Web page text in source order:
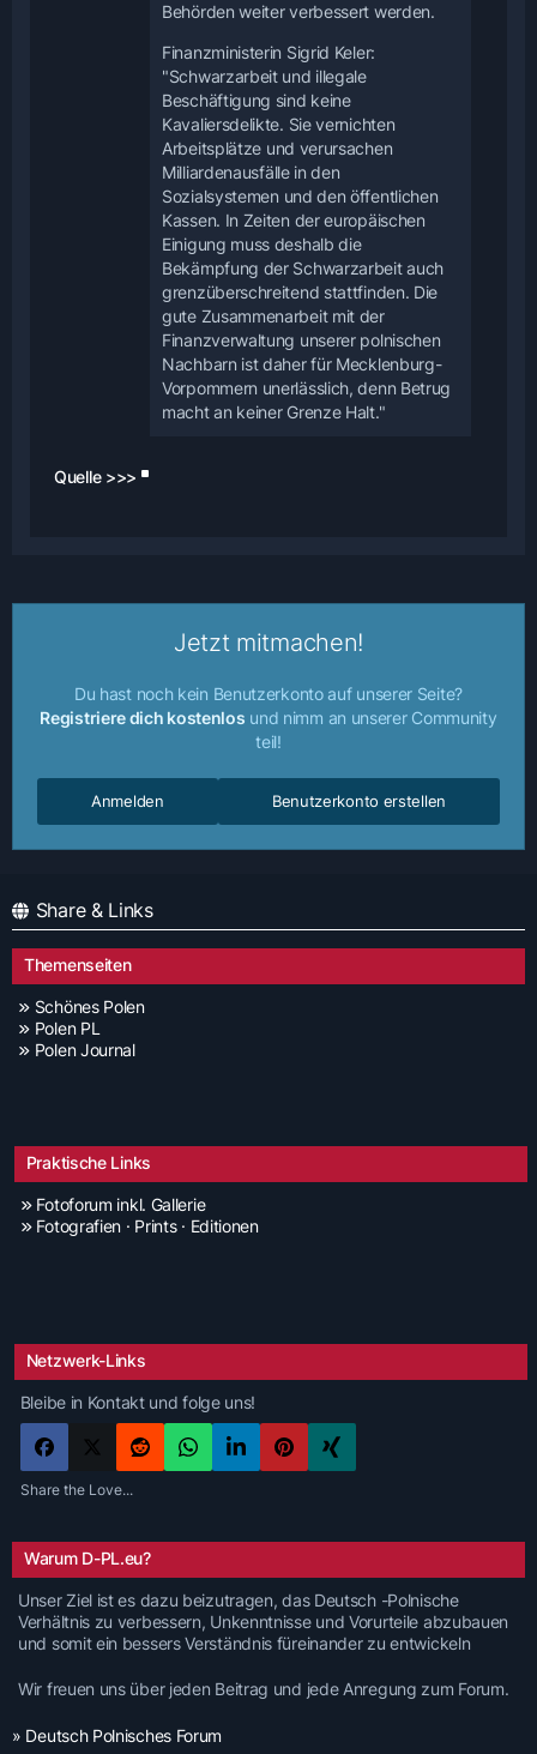
Behörden weiter verbessert werden.
Finanzministerin Sigrid Keler:
"Schwarzarbeit und illegale
Beschäftigung sind keine
Kavaliersdelikte. Sie vernichten
Arbeitsplätze und verursachen
Milliardenausfälle in den
Sozialsystemen und den öffentlichen
Kassen. In Zeiten der europäischen
Einigung muss deshalb die
Bekämpfung der Schwarzarbeit auch
grenzüberschreitend stattfinden. Die
gute Zusammenarbeit mit der
Finanzverwaltung unserer polnischen
Nachbarn ist daher für Mecklenburg-
Vorpommern unerlässlich, denn Betrug
macht an keiner Grenze Halt."
Quelle >>>
Jetzt mitmachen!
Du hast noch kein Benutzerkonto auf unserer Seite?
Registriere dich kostenlos und nimm an unserer Community
teil!
Benutzerkonto erstellen
Anmelden
Share & Links
Themenseiten
Schönes Polen
Polen PL
Polen Journal
Praktische Links
Fotoforum inkl. Gallerie
Fotografien · Prints · Editionen
Netzwerk-Links
Bleibe in Kontakt und folge uns!
Share the Love...
Warum D-PL.eu?
Unser Ziel ist es dazu beizutragen, das Deutsch -Polnische
Verhältnis zu verbessern, Unkenntnisse und Vorurteile abzubauen
und somit ein bessers Verständnis füreinander zu entwickeln
Wir freuen uns über jeden Beitrag und jede Anregung zum Forum.
» Deutsch Polnisches Forum